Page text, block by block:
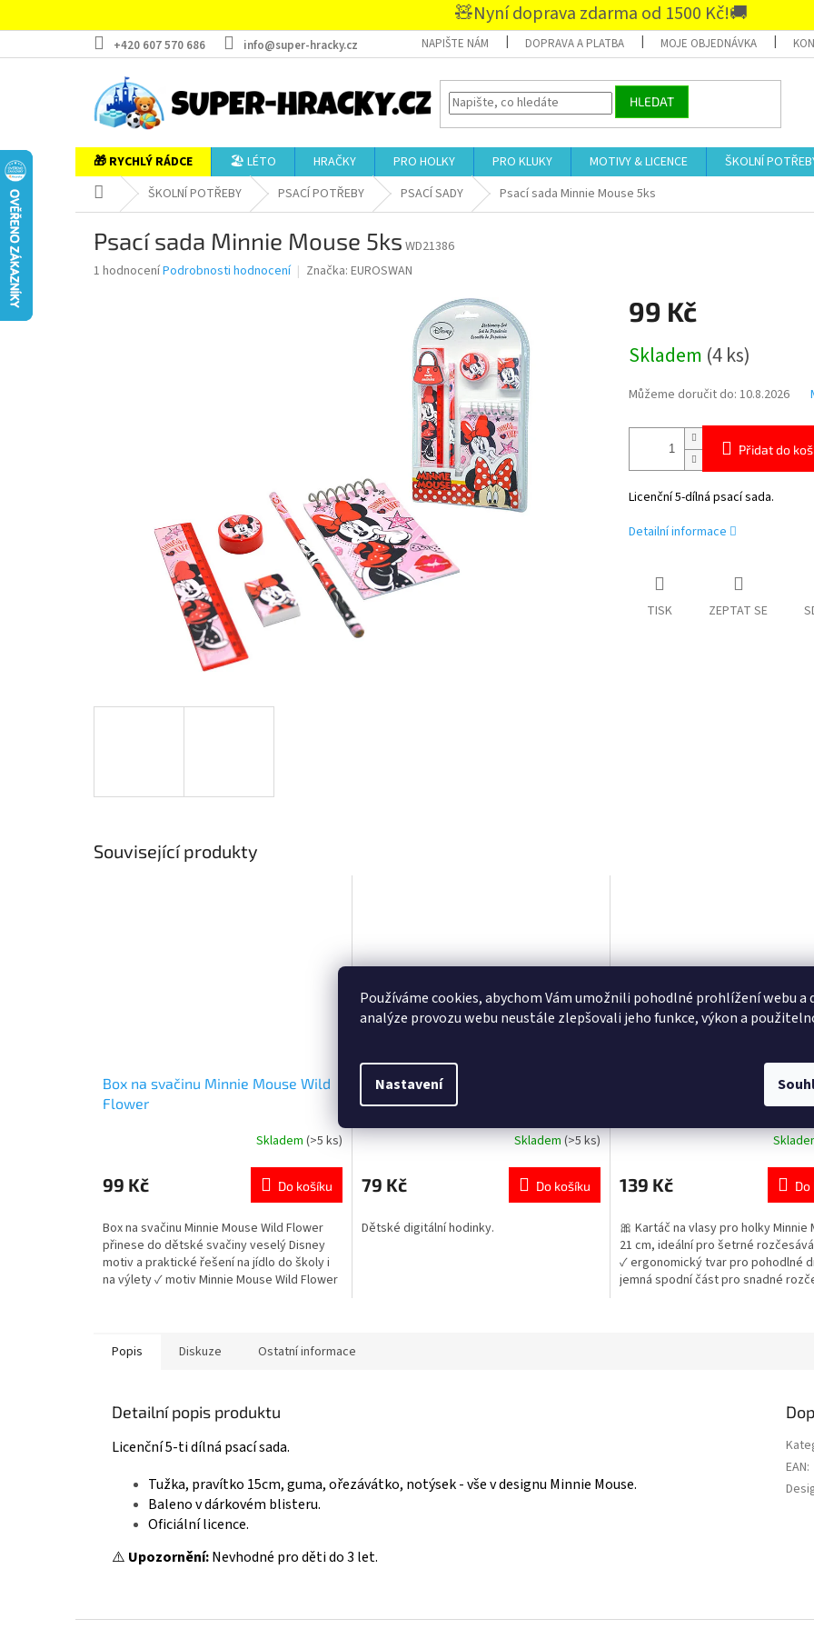
Používáme cookies, abychom Vám umožnili pohodlné prohlížení webu a
analýze provozu webu neustále zlepšovali jeho funkce, výkon a
Nastavení
🧸Nyní doprava zdarma od 1500 Kč!🚚
+420 607 570 686 info@super-hracky.cz NAPIŠTE NÁM DOPRAVA A PLATBA MOJE OBJEDNÁVKA
HLEDAT
🎁 RYCHLÝ RÁDCE 🏖️ LÉTO HRAČKY PRO HOLKY PRO KLUKY MOTIVY & LICENCE ŠKOLNÍ
Domů ŠKOLNÍ POTŘEBY PSACÍ POTŘEBY PSACÍ SADY Psací sada Minnie Mouse 5ks
Psací sada Minnie Mouse 5ks WD21386
Průměrné
1 hodnoceníPodrobnosti hodnocení Značka: EUROSWAN
99 Kč
cena:
Skladem (4 ks)
Můžeme doručit do: 10.8.2026
Přidat do
Licenční 5-dílná psací sada.
Detailní informace
TISK ZEPTAT SE
Související produkty
Box na svačinu Minnie Mouse Wild
Flower
produktu
je
z
5
hvězdiček.
Skladem (>5 ks)
99 Kč Do košíku
Box na svačinu Minnie Mouse Wild Flower
přinese do dětské svačiny veselý Disney
motiv a praktické řešení na jídlo do školy i
na výlety ✓ motiv Minnie Mouse Wild Flower
Digitální hodinky Minnie Mouse
produktu
je
z
Skladem(>5 ks)
79 Kč Do košíku
Dětské digitální hodinky.
Kartáč na vlasy pro holky
produktu
je
z
5
hvězdiček.
139 Kč Do
🎀 Kartáč na vlasy pro holky Minnie
21 cm, ideální pro šetrné
✓ ergonomický tvar pro pohodlné
jemná spodní část pro snadné
Popis Diskuze Ostatní informace
Detailní popis produktu
Licenční 5-ti dílná psací sada.
Tužka, pravítko 15cm, guma, ořezávátko, notýsek - vše v designu Minnie Mouse.
Baleno v dárkovém blisteru.
Oficiální licence.
⚠️ Upozornění:Nevhodné pro děti do 3 let.
EAN: